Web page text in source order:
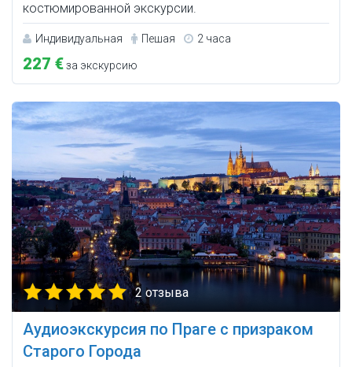
костюмированной экскурсии.
Индивидуальная Пешая 2 часа
227 €за экскурсию
2 отзыва
Аудиоэкскурсия по Праге с призраком
Старого Города